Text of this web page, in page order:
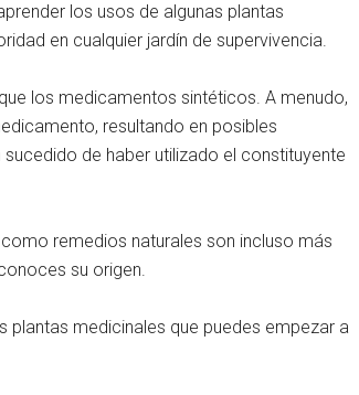
los usos de algunas plantas
en cualquier jardín de supervivencia.
los medicamentos sintéticos. A menudo,
resultando en posibles
de haber utilizado el constituyente
remedios naturales son incluso más
su origen.
plantas medicinales que puedes empezar a